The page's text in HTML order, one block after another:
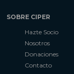
SOBRE CIPER
Hazte Socio
Nosotros
Donaciones
Contacto